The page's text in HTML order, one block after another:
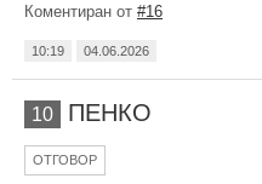
Коментиран от #16
10:19 04.06.2026
10 ПЕНКО
ОТГОВОР